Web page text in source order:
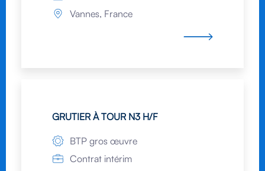
Vannes, France
GRUTIER À TOUR N3 H/F
BTP gros œuvre
Contrat intérim